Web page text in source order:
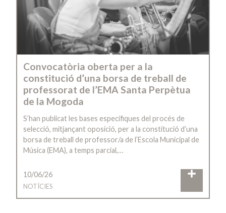
Convocatòria oberta per a la
constitució d’una borsa de treball de
professorat de l’EMA Santa Perpètua
de la Mogoda
S’han publicat les bases específiques del procés de
selecció, mitjançant oposició, per a la constitució d’una
borsa de treball de professor/a de l’Escola Municipal de
Música (EMA), a temps parcial,…
10/06/26
NOTÍCIES